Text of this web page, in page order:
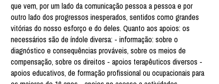
que vem, por um lado da comunicação pessoa a pessoa e por
outro lado dos progressos inesperados, sentidos como grandes
vitórias do nosso esforço e do deles. Quanto aos apoios: os
necessários são de índole diversa: - informação: sobre o
diagnóstico e consequências prováveis, sobre os meios de
compensação, sobre os direitos - apoios terapêuticos diversos -
apoios educativos, de formação profissional ou ocupacionais para